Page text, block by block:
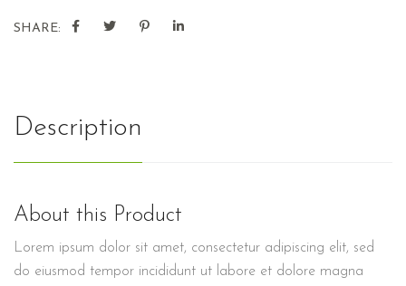
SHARE:
Description
About this Product
Lorem ipsum dolor sit amet, consectetur adipiscing elit, sed
do eiusmod tempor incididunt ut labore et dolore magna